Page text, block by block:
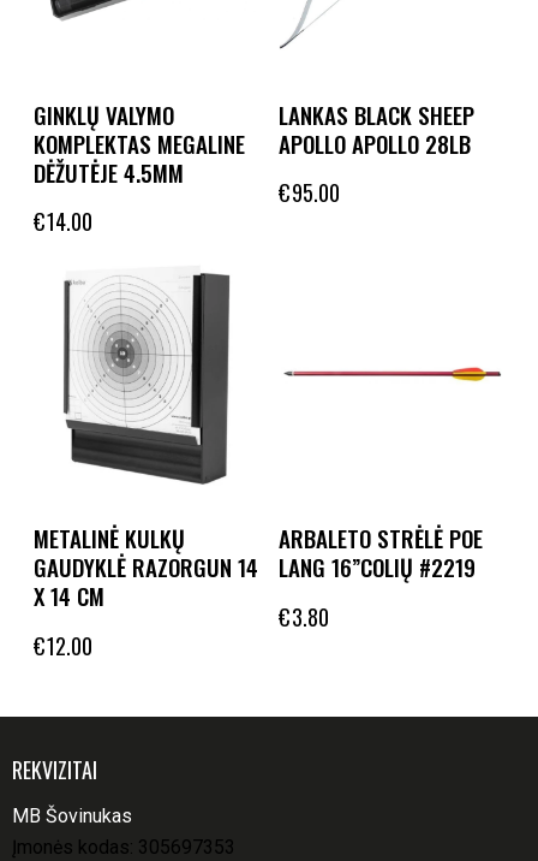
GINKLŲ VALYMO
KOMPLEKTAS MEGALINE
DĖŽUTĖJE 4.5MM
€14.00
LANKAS BLACK SHEEP
APOLLO APOLLO 28LB
€95.00
METALINĖ KULKŲ
GAUDYKLĖ RAZORGUN 14
X 14 CM
€12.00
ARBALETO STRĖLĖ POE
LANG 16”COLIŲ #2219
€3.80
REKVIZITAI
MB Šovinukas
Įmonės kodas: 305697353